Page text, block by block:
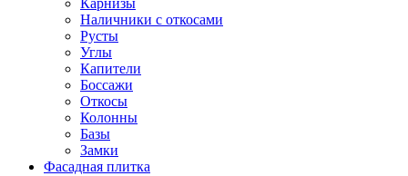
Карнизы
Наличники с откосами
Русты
Углы
Капители
Боссажи
Откосы
Колонны
Базы
Замки
Фасадная плитка